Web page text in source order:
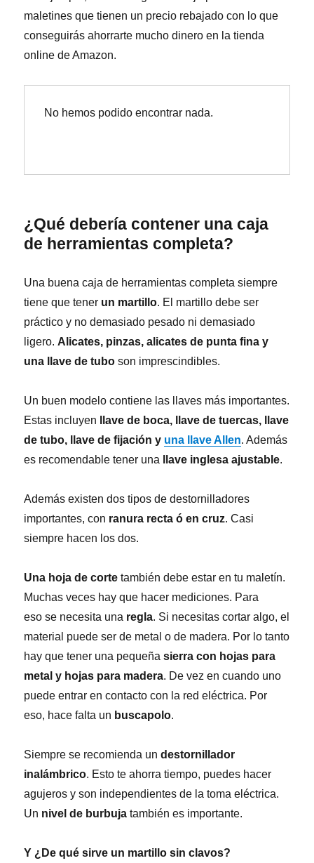
maletines que tienen un precio rebajado con lo que
conseguirás ahorrarte mucho dinero en la tienda
online de Amazon.
No hemos podido encontrar nada.
¿Qué debería contener una caja
de herramientas completa?
Una buena caja de herramientas completa siempre
tiene que tener un martillo. El martillo debe ser
práctico y no demasiado pesado ni demasiado
ligero. Alicates, pinzas, alicates de punta fina y
una llave de tubo son imprescindibles.
Un buen modelo contiene las llaves más importantes.
Estas incluyen
llave de boca, llave de tuercas, llave
de tubo, llave de fijación y una llave Allen. Además
es recomendable tener una
llave inglesa ajustable.
Además existen dos tipos de destornilladores
importantes, con ranura recta ó en cruz. Casi
siempre hacen los dos.
Una hoja de corte también debe estar en tu maletín.
Muchas veces hay que hacer mediciones. Para
eso se necesita una regla. Si necesitas cortar algo, el
material puede ser de metal o de madera. Por lo tanto
hay que tener una pequeñasierra con hojas para
metal y hojas para madera. De vez en cuando uno
puede entrar en contacto con la red eléctrica. Por
eso, hace falta un buscapolo.
Siempre se recomienda undestornillador
inalámbrico. Esto te ahorra tiempo, puedes hacer
agujeros y son independientes de la toma eléctrica.
Un nivel de burbuja también es importante.
Y ¿De qué sirve un martillo sin clavos?